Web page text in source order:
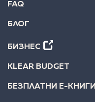
FAQ
БЛОГ
БИЗНЕС
KLEAR BUDGET
БЕЗПЛАТНИ Е-КНИГИ